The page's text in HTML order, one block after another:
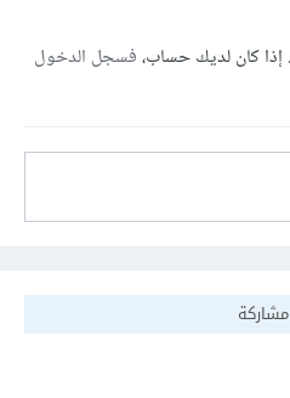
إذا كان لديك حساب،فسجل الدخول